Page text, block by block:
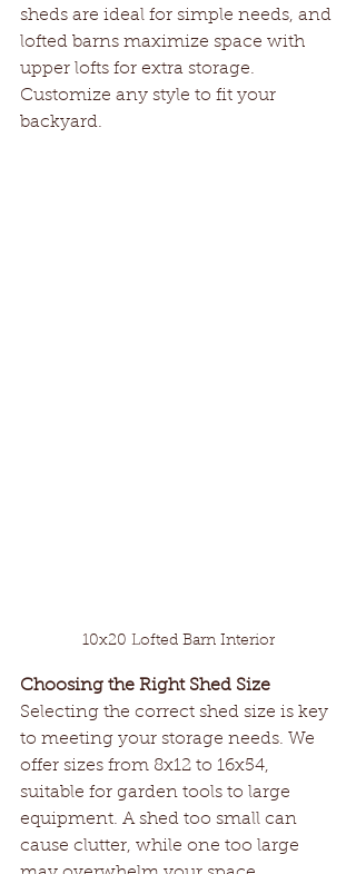
sheds are ideal for simple needs, and
lofted barns maximize space with
upper lofts for extra storage.
Customize any style to fit your
backyard.
10x20 Lofted Barn Interior
Choosing the Right Shed Size
Selecting the correct shed size is key
to meeting your storage needs. We
offer sizes from 8x12 to 16x54,
suitable for garden tools to large
equipment. A shed too small can
cause clutter, while one too large